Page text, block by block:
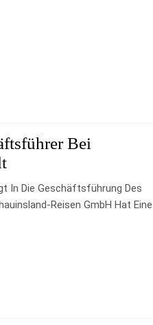
Bei
In Die Geschäftsführung Des
Reisen GmbH Hat Eine